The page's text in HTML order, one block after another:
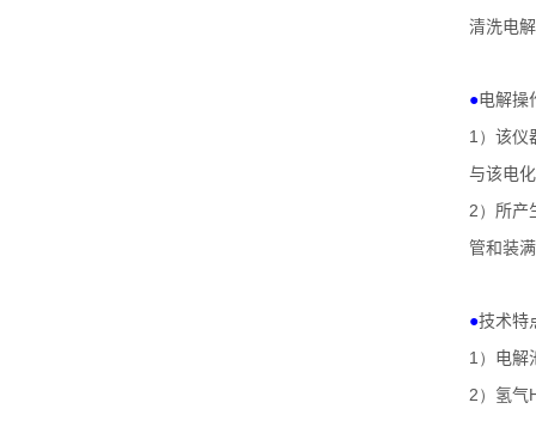
清洗电
●电解操
1） 该仪
与该电
2） 所产
管和装
●技术特
1） 电解
2） 氢气